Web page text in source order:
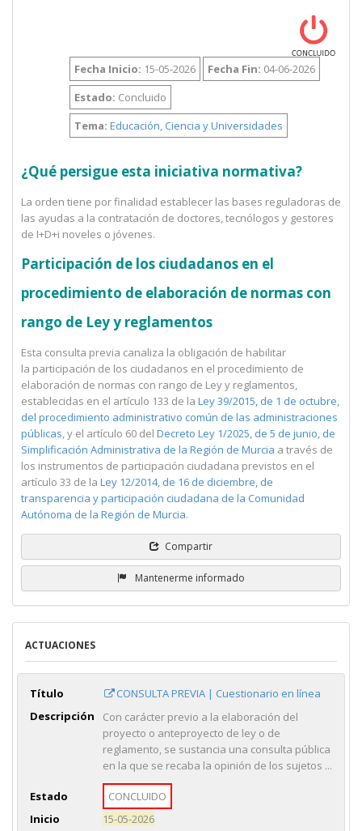
Fecha Inicio: 15-05-2026 Fecha Fin: 04-06-2026
Estado: Concluido
Tema: Educación, Ciencia y Universidades
¿Qué persigue esta iniciativa normativa?
La orden tiene por finalidad establecer las bases reguladoras de
las ayudas a la contratación de doctores, tecnólogos y gestores
de I+D+i noveles o jóvenes.
Participación de los ciudadanos en el
procedimiento de elaboración de normas con
rango de Ley y reglamentos
Esta consulta previa canaliza la obligación de habilitar
la participación de los ciudadanos en el procedimiento de
elaboración de normas con rango de Ley y reglamentos,
establecidas en el artículo 133 de la Ley 39/2015, de 1 de octubre,
del procedimiento administrativo común de las administraciones
públicas, y el artículo 60 del Decreto Ley 1/2025, de 5 de junio, de
Simplificación Administrativa de la Región de Murcia a través de
los instrumentos de participación ciudadana previstos en el
artículo 33 de la Ley 12/2014, de 16 de diciembre, de
transparencia y participación ciudadana de la Comunidad
Autónoma de la Región de Murcia.
Compartir
Mantenerme informado
ACTUACIONES
Título
CONSULTA PREVIA | Cuestionario en línea
Descripción
Con carácter previo a la elaboración del
proyecto o anteproyecto de ley o de
reglamento, se sustancia una consulta pública
en la que se recaba la opinión de los sujetos ...
Estado
CONCLUIDO
Inicio
15-05-2026